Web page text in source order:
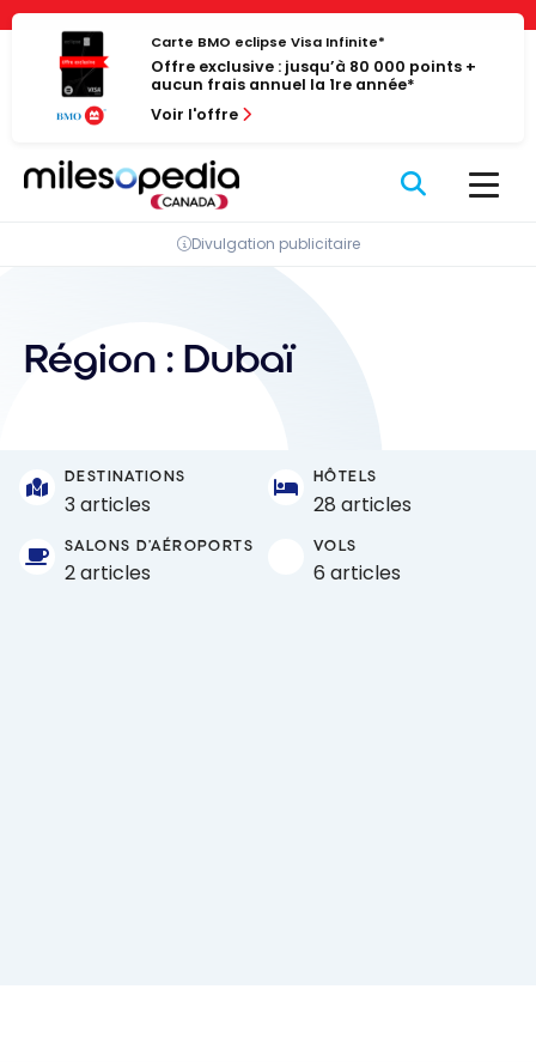
Panneau de gestion des cookies
Passer
contenu
Carte BMO eclipse Visa Infinite*
Offre exclusive : jusqu’à 80 000 points +
aucun frais annuel la 1re année*
Voir l'offre
Divulgation publicitaire
Région : Dubaï
DESTINATIONS
3 articles
HÔTELS
28 articles
SALONS D'AÉROPORTS
2 articles
VOLS
6 articles